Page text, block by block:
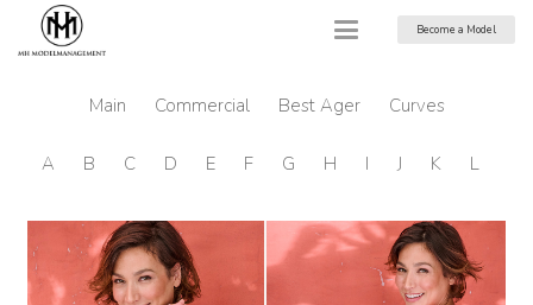
Become a Model
Main Commercial Best Ager Curves
A B C D E F G H I J K L